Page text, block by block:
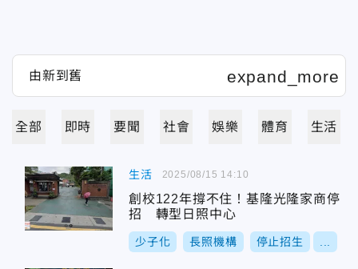
全部 即時 要聞 社會 娛樂 體育 生活
生活
創校122年撐不住！基隆光隆家商停
招 轉型日照中心
少子化 長照機構 停止招生
2025/08/15 14:10